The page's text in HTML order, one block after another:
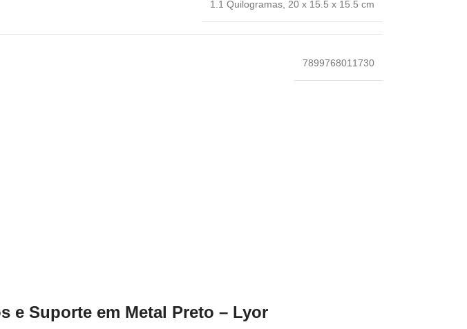
1.1 Quilogramas, ‎20 x 15.5 x 15.5 cm
‎7899768011730
e Suporte em Metal Preto – Lyor